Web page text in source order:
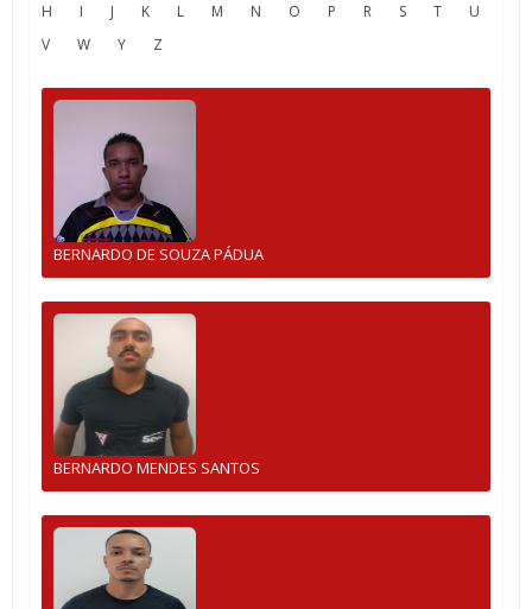
H
I J K L M N O P R S T
U
V
W Y Z
BERNARDO DE SOUZA PÁDUA
BERNARDO MENDES SANTOS